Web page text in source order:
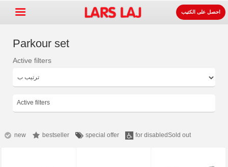
معدات ساحات اللعب
سطح +
احصل على الكتيب
Parkour set
Active filters
Active filters
new bestseller special offer for disabledSold out